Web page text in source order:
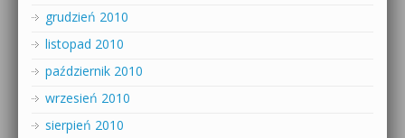
grudzień 2010
listopad 2010
październik 2010
wrzesień 2010
sierpień 2010